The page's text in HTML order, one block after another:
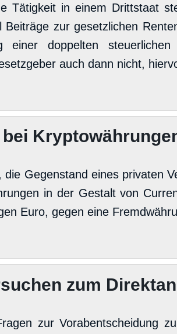
Tätigkeit in einem Drittstaat
Beiträge zur gesetzlichen
doppelten
auch dann nicht,
Gegenstand eines privaten
in der Gestalt von
Euro, gegen eine
zum
zur Vorabentscheidung